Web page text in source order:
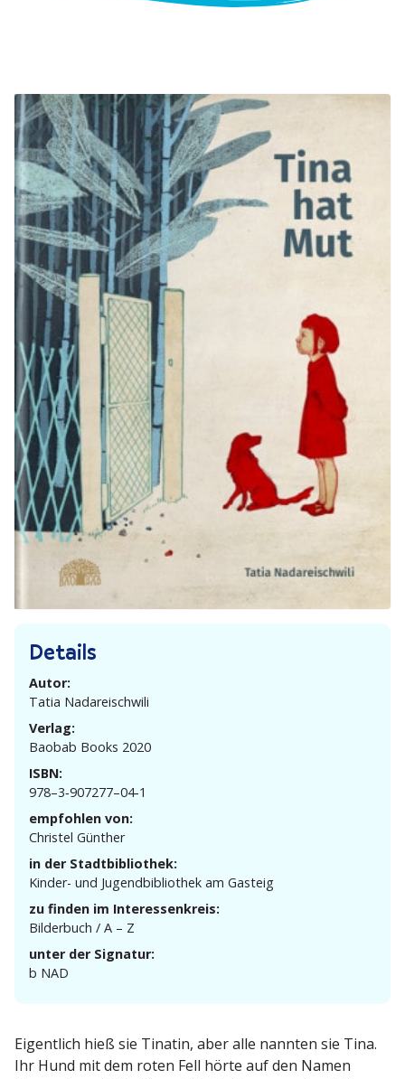
Details
Autor:
Tatia Nadar­ei­schwili
Verlag:
Baobab Books 2020
ISBN:
978–3‑907277–04‑1
empfohlen von:
Christel Günther
in der Stadtbibliothek:
Kinder- und Jugend­bi­bliothek am Gasteig
zu finden im Interessenkreis:
Bilderbuch / A – Z
unter der Signatur:
b NAD
Eigentlich hieß sie Tinatin, aber alle nannten sie Tina.
Ihr Hund mit dem roten Fell hörte auf den Namen